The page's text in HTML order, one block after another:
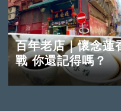
百年老店｜懷念蓮
戰 你還記得嗎？